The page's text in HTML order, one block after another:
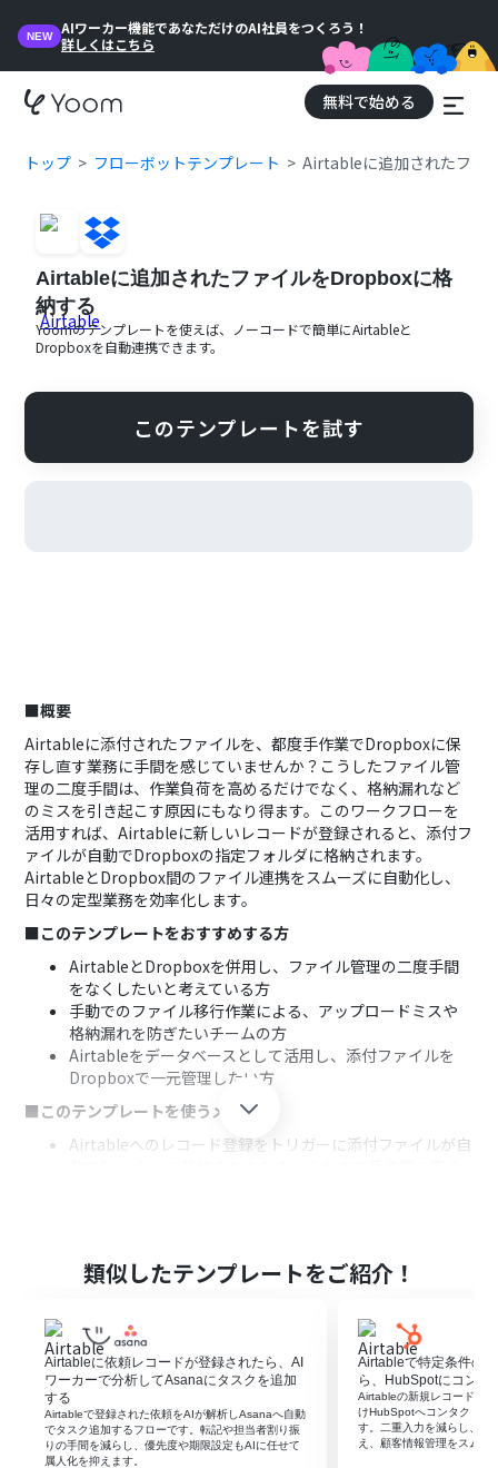
NEW
AIワーカー機能であなただけのAI社員をつくろう！
詳しくはこちら
無料で始める
トップ フローボットテンプレート Airtableに追加されたファ
Airtableに追加されたファイルをDropboxに格
納する
Yoomのテンプレートを使えば、ノーコードで簡単にAirtableと
Dropboxを自動連携できます。
このテンプレートを試す
■概要
Airtableに添付されたファイルを、都度手作業でDropboxに保
存し直す業務に手間を感じていませんか？こうしたファイル管
理の二度手間は、作業負荷を高めるだけでなく、格納漏れなど
のミスを引き起こす原因にもなり得ます。このワークフローを
活用すれば、Airtableに新しいレコードが登録されると、添付フ
ァイルが自動でDropboxの指定フォルダに格納されます。
AirtableとDropbox間のファイル連携をスムーズに自動化し、
日々の定型業務を効率化します。
■このテンプレートをおすすめする方
AirtableとDropboxを併用し、ファイル管理の二度手間
をなくしたいと考えている方
手動でのファイル移行作業による、アップロードミスや
格納漏れを防ぎたいチームの方
Airtableをデータベースとして活用し、添付ファイルを
Dropboxで一元管理したい方
■このテンプレートを使うメリット
Airtableへのレコード登録をトリガーに添付ファイルが自
■フローボットの流れ
はじめに、AirtableとDropboxをYoomと連携します
次に、トリガーでAirtableを選択し、「レコードが登録さ
れたら」というアクションを設定します
次に、オペレーションで、Airtableの「レコードのファイ
ルをダウンロード」アクションを設定し、トリガーで取得
したレコード内のファイルを指定します
最後に、オペレーションでDropboxの「ファイルをアッ
類似したテンプレートをご紹介！
Airtableに依頼レコードが登録されたら、AI
ワーカーで分析してAsanaにタスクを追加
する
Airtableで登録された依頼をAIが解析しAsanaへ自動
でタスク追加するフローです。転記や担当者割り振
りの手間を減らし、優先度や期限設定もAIに任せて
属人化を抑えます。
Airtableで特定条件の
ら、HubSpotにコンタ
Airtableの新規レコードを
けHubSpotへコンタクトを
す。二重入力を減らし、入
え、顧客情報管理をスムー